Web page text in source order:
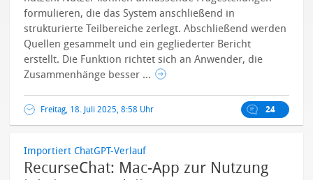
formulieren, die das System anschließend in
strukturierte Teilbereiche zerlegt.Abschließend werden
Quellen gesammelt und ein gegliederter Bericht
erstellt. Die Funktion richtet sich an Anwender, die
Zusammenhänge besser ...
Freitag, 18. Juli 2025, 8:58 Uhr 24
Importiert ChatGPT-Verlauf
RecurseChat: Mac-App zur Nutzung